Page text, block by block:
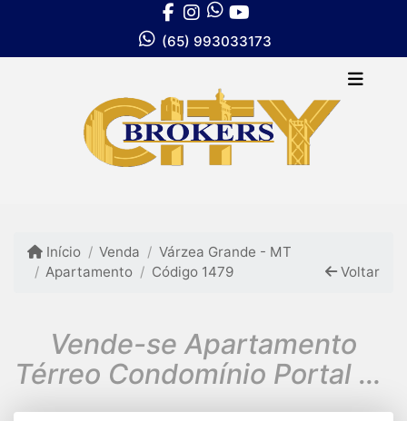
(65) 993033173
Início Venda
Várzea Grande - MT
Apartamento
Código 1479 Voltar
Vende-se Apartamento
Térreo Condomínio Portal do
Rio